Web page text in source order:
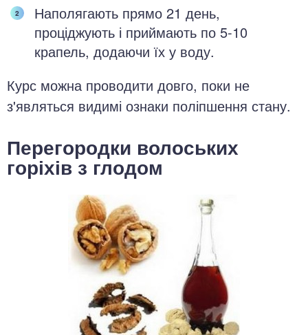
Наполягають прямо 21 день,
проціджують і приймають по 5-10
крапель, додаючи їх у воду.
Курс можна проводити довго, поки не
з'являться видимі ознаки поліпшення стану.
Перегородки волоських
горіхів з глодом